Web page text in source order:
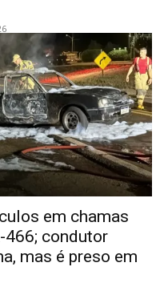
em chamas
466; condutor
mas é preso em